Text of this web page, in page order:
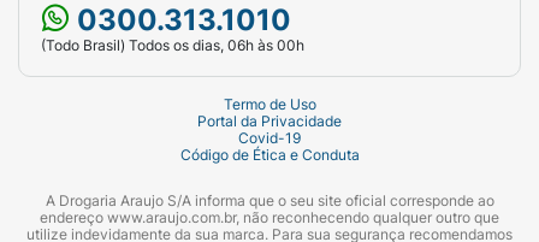
Princípio Ativo:Ômega 3 (Óleo de Peixe).
Concentração por Porção (3 cápsulas):540
mg de EPA e 360 mg de DHA.
Concentração por Cápsula:1000 mg.
Quantidade:120 cápsulas.
0300.313.1010
(Todo Brasil) Todos os dias, 06h às 00h
Termo de Uso
Portal da Privacidade
Covid-19
Código de Ética e Conduta
A Drogaria Araujo S/A informa que o seu site oficial corresponde ao
endereço www.araujo.com.br, não reconhecendo qualquer outro que
utilize indevidamente da sua marca. Para sua segurança recomendamos